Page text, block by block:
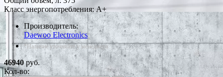
Класс энергопотребления: A+
Производитель:
Daewoo Electronics
*Наличие уточняйте у менеджера
46940руб.
Кол-во: